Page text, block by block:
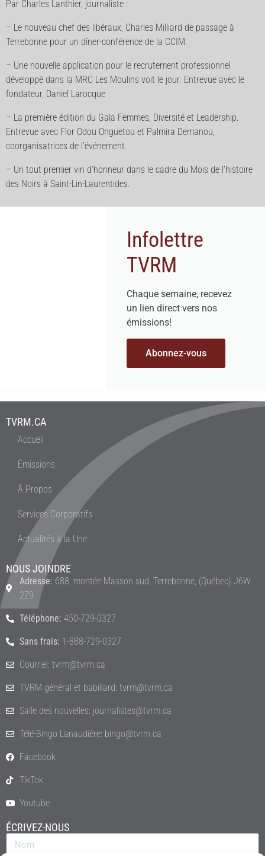
Par Charles Lanthier, journaliste :
– Le nouveau chef des libéraux, Charles Milliard de passage à
Terrebonne pour un dîner-conférence de la CCIM.
– Une nouvelle application pour le recrutement professionnel
développé dans la MRC Les Moulins voit le jour. Entrevue avec le
fondateur, Daniel Larocque
– La première édition du Gala Femmes, Diversité et Leadership.
Entrevue avec Flor Odou Onguetou et Palmira Demanou,
coorganisatrices de l’événement.
– Un tout premier vin d’honneur dans le cadre du Mois de l’histoire
des Noirs à Saint-Lin-Laurentides.
Infolettre
TVRM
Chaque semaine, recevez
un lien direct vers nos
émissions!
Abonnez-vous
TVRM.CA
Accueil
Émissions
À Propos
Services Corporatifs
Actualités à la Une
NOUS JOINDRE
Adresse: 688, montée Masson sud, Terrebonne, (Québec) J6W
2Z9
Téléphone: 450-729-0327
Sans frais: 1-888-729-0327
Courriel: tvrm@tvrm.ca
TVRM général et babillard: tvrm@tvrm.ca
Salle des nouvelles: journalistes@tvrm.ca
Télé-Bingo Lanaudière: bingo@tvrm.ca
Facebook
TikTok
Youtube
ÉCRIVEZ-NOUS